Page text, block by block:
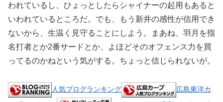
われているし、ひょっとしたらシャイナーの起用もあると
いわれているところだ。でも、もう新井の感性が信用でき
ないから、生温く見守ることにしよう。まあね、羽月を指
名打者とか2番サードとか、よほどそのオフェンス力を買
ってるのかねという気がする。ちょっと信じられないが。
人気ブログランキング
広島東洋カ